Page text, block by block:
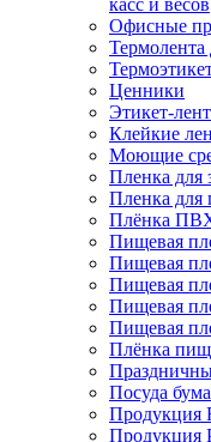
касс и весов
Офисные
Термолента
Ценники
Этикет-
Клейкие
Моющие
Пленка для
Пленка для
Плёнка
Пищевая
Пищевая
Пищевая
Пищевая
Пищевая
Плёнка
Посуда
Продукция
Продукция